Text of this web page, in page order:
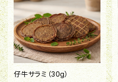
仔牛サラミ（30g）